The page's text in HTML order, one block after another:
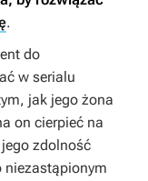
.
do
w serialu
jak jego żona
on cierpieć na
zdolność
niezastąpionym